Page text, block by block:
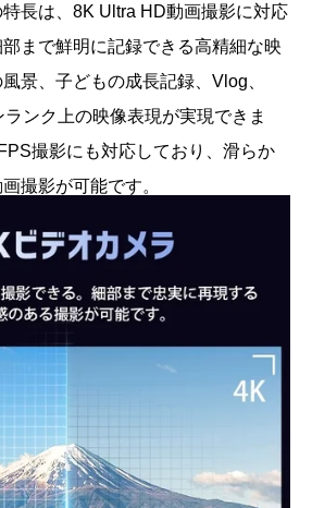
長は、8K Ultra HD動画撮影に対応
まで鮮明に記録できる高精細な映
景、子どもの成長記録、Vlog、
ンク上の映像表現が実現できま
撮影にも対応しており、滑らか
撮影が可能です。